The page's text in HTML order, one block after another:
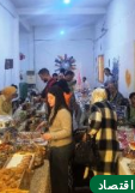
اقتصاد